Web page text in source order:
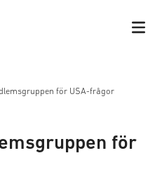
för USA-frågor
för
on contract